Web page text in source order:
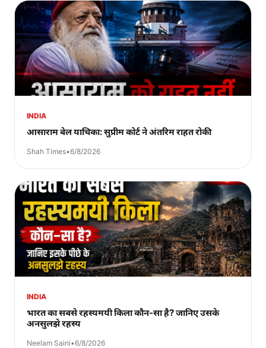
INDIA
आसाराम बेल याचिका: सुप्रीम कोर्ट ने अंतरिम राहत रोकी
Shah Times•6/8/2026
INDIA
भारत का सबसे रहस्यमयी किला कौन-सा है? जानिए उसके
अनसुलझे रहस्य
Neelam Saini•6/8/2026